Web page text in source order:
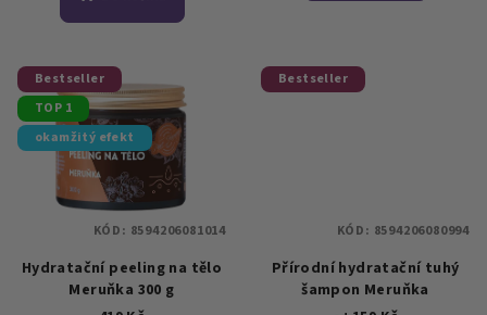
hvězdiček.
Bestseller
TOP 1
okamžitý efekt
Hydratační peeling na tělo
Meruňka 300 g
KÓD: 8594206081014
Bestseller
Přírodní hydratační tuhý
šampon Meruňka
KÓD: 8594206080994